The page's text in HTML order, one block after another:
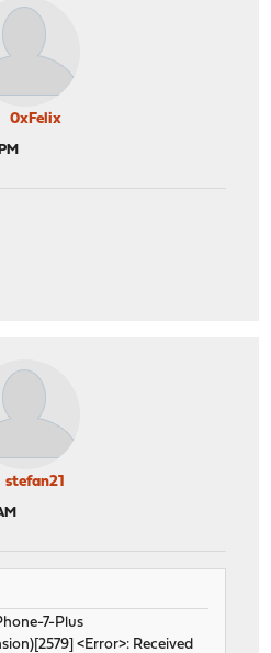
iPhone-7-Plus
iPhone-7-Plus
iPhone-7-Plus
iPhone-7-Plus
iPhone-7-Plus
iPhone-7-Plus
iPhone-7-Plus
iPhone-7-Plus
0xFelix
stefan21
7-Plus
<Error>: Received